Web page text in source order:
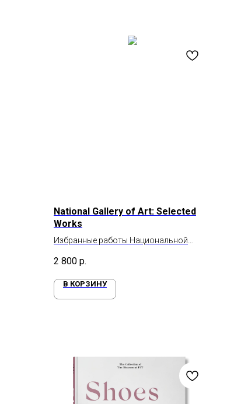
National Gallery of Art: Selected
Works
Избранные работы Национальной
2 800 р.
В КОРЗИНУ